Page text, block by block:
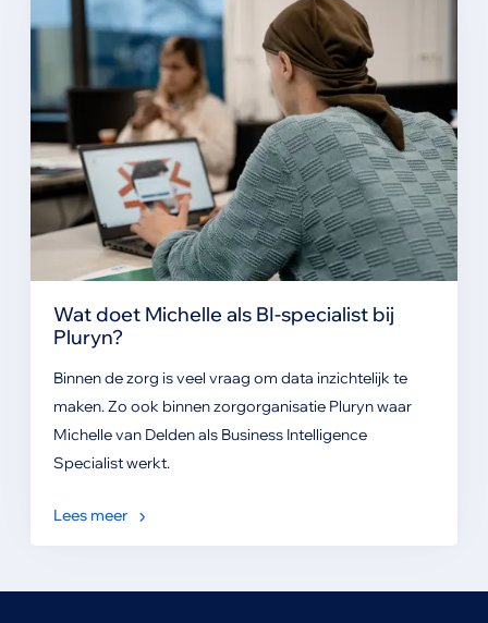
Wat doet Michelle als BI-specialist bij
Pluryn?
Binnen de zorg is veel vraag om data inzichtelijk te
maken. Zo ook binnen zorgorganisatie Pluryn waar
Michelle van Delden als Business Intelligence
Specialist werkt.
Lees meer